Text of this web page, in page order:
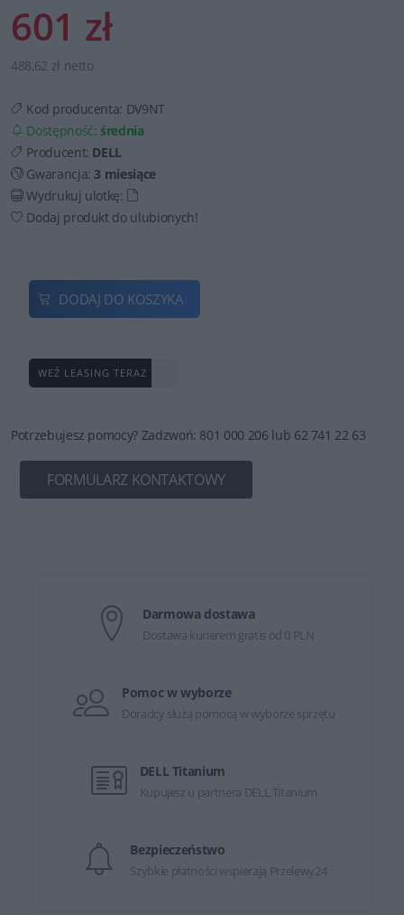
601 zł
488,62 zł netto
Kod producenta: DV9NT
Dostępność: średnia
Producent: DELL
Gwarancja:3 miesiące
Wydrukuj ulotkę:
Dodaj produkt do ulubionych!
DODAJ DO KOSZYKA
WEŹ LEASING TERAZ
Potrzebujesz pomocy? Zadzwoń: 801 000 206 lub 62 741 22 63
FORMULARZ KONTAKTOWY
Darmowa dostawa
Dostawa kurierem gratis od 0 PLN
Pomoc w wyborze
Doradcy służą pomocą w wyborze sprzętu
DELL Titanium
Kupujesz u partnera DELL Titanium
Bezpieczeństwo
Szybkie płatności wspierają Przelewy24